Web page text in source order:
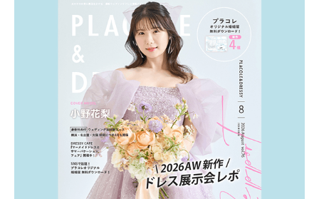
一番お得？」「プラコレの特典は？」といった疑問も
解決します。 まずは診断で候補を絞れる「ウェディ
ング診断」か、体験型 […]続きを読む